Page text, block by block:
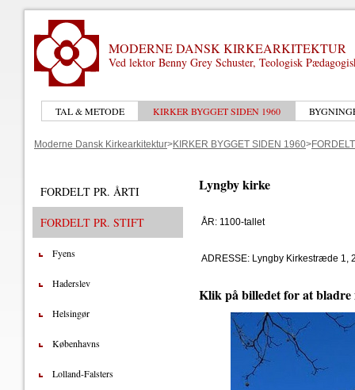
MODERNE DANSK KIRKEARKITEKTUR
Ved lektor Benny Grey Schuster, Teologisk
TAL & METODE KIRKER BYGGET SIDEN 1960
Moderne Dansk Kirkearkitektur>KIRKER BYGGET SIDEN 1960>
FORDELT PR. ÅRTI
FORDELT PR. STIFT
Fyens
Haderslev
Helsingør
Københavns
Lolland-Falsters
Lyngby kirke
ÅR: 1100-tallet
ADRESSE: Lyngby Kirkestræde 1,
Klik på billedet for at bladre